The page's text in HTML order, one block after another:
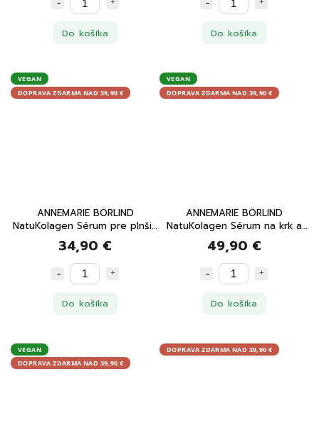
Do košíka Do košíka
VEGAN
DOPRAVA ZDARMA NAD 39,90 €
ANNEMARIE BÖRLIND
NatuKolagen Sérum pre plnšie
pery 15 ml
34,90 €
Do košíka
VEGAN
DOPRAVA ZDARMA NAD 39,90 €
ANNEMARIE BÖRLIND
NatuKolagen Sérum na krk a
dekolt 50 ml
49,90 €
Do košíka
VEGAN
DOPRAVA ZDARMA NAD 39,90 €
DOPRAVA ZDARMA NAD 39,90 €